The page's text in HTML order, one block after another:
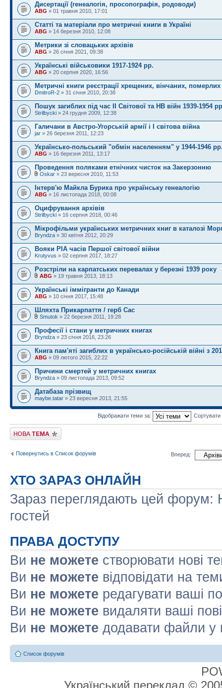
Дисертації (генеалогія, просопографія, родоводи)
ABG » 01 травня 2010, 17:01
Статті та матеріали про метричні книги в Україні
ABG » 14 березня 2010, 12:08
Метрики зі словацьких архівів
ABG » 26 січня 2021, 09:38
Українські військовики 1917-1924 рр.
ABG » 20 серпня 2020, 16:56
Метричні книги реєстрації хрещених, вінчаних,
DmitroR-2 » 31 січня 2010, 20:38
Пошук загиблих під час ІІ Світової та НВ війн 1939-1954
Strilbycki » 24 грудня 2009, 12:38
Галичани в Австро-Угорській армії і I світова війна
jar » 26 березня 2011, 12:23
Українсько-польський "обмін населенням" у 1944-1946
ABG » 16 березня 2011, 13:17
Проведення поляками етнічних чисток на Закерзонню
Oskar » 23 вересня 2010, 11:53
Інтерв'ю Майкла Бурика про українську генеалогію
ABG » 16 листопада 2018, 00:08
Оцифрування архівів
Strilbycki » 16 серпня 2018, 00:46
Мікрофільми українських метричних книг в каталозі
Bryndza » 30 квітня 2012, 20:29
Вояки РІА часів Першої світової війни
Krutyvus » 02 серпня 2017, 18:27
Розстріли на карпатських перевалах у березні 1939 року
ABG » 19 травня 2013, 18:13
Українські іммігранти до Канади
ABG » 10 січня 2017, 15:48
Шляхта Прикарпаття / герб Сас
Smutok » 22 березня 2011, 19:28
Професії і стани у метричних книгах
Bryndza » 23 січня 2016, 23:26
Книга пам'яті загиблих в українсько-російській війні з
ABG » 09 лютого 2015, 22:22
Причини смертей у метричних книгах
Bryndza » 09 листопада 2013, 09:52
Датабаза прізвищ
maybe.tatar » 23 вересня 2013, 21:55
Відображати теми за:
Створити нову тему
Повернутись в Список форумів Вперед:
ХТО ЗАРАЗ ОНЛАЙН
Зараз переглядають цей форум:
гостей
ПРАВА ДОСТУПУ
Ви не можете створювати нові
Ви не можете відповідати на
Ви не можете редагувати ваші
Ви не можете видаляти ваші
Ви не можете додавати файли у
Список форумів
Український переклад ©